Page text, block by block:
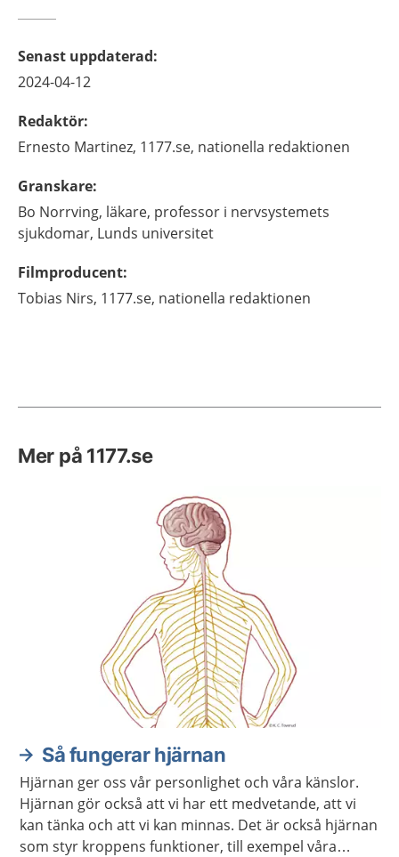
Senast uppdaterad:
2024-04-12
Redaktör:
Ernesto Martinez, 1177.se, nationella redaktionen
Granskare:
Bo Norrving, läkare, professor i nervsystemets
sjukdomar, Lunds universitet
Filmproducent:
Tobias Nirs, 1177.se, nationella redaktionen
Mer på 1177.se
Så fungerar hjärnan
Hjärnan ger oss vår personlighet och våra känslor.
Hjärnan gör också att vi har ett medvetande, att vi
kan tänka och att vi kan minnas. Det är också hjärnan
som styr kroppens funktioner, till exempel våra